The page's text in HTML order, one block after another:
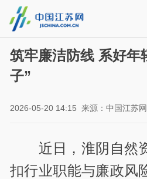
筑牢廉洁防线 系好年
子”
2026-05-20 14:15 来源：中国江苏网
近日，淮阴自然
扣行业职能与廉政风